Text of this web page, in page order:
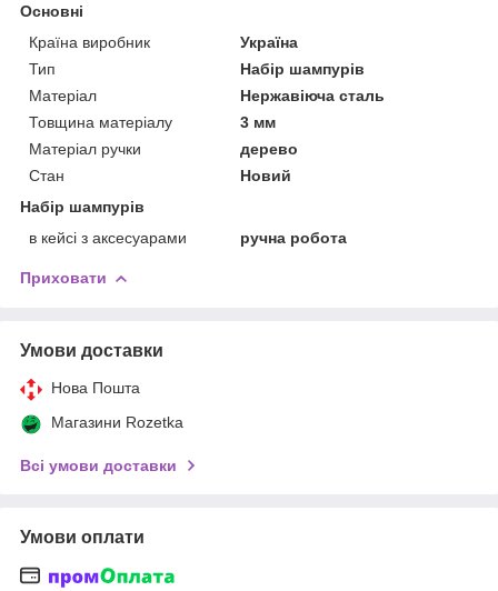
Основні
Країна виробник
Україна
Тип
Набір шампурів
Матеріал
Нержавіюча сталь
Товщина матеріалу
3 мм
Матеріал ручки
дерево
Стан
Новий
Набір шампурів
в кейсі з аксесуарами
ручна робота
Приховати
Умови доставки
Нова Пошта
Магазини Rozetka
Всі умови доставки
Умови оплати